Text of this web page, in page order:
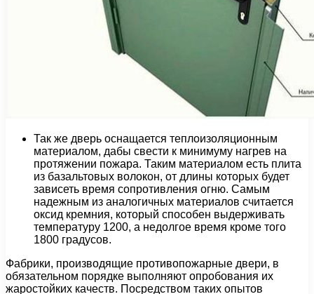
Так же дверь оснащается теплоизоляционным
материалом, дабы свести к минимуму нагрев на
протяжении пожара. Таким материалом есть плита
из базальтовых волокон, от длины которых будет
зависеть время сопротивления огню. Самым
надежным из аналогичных материалов считается
оксид кремния, который способен выдерживать
температуру 1200, а недолгое время кроме того
1800 градусов.
Фабрики, производящие противопожарные двери, в
обязательном порядке выполняют опробования их
жаростойких качеств. Посредством таких опытов